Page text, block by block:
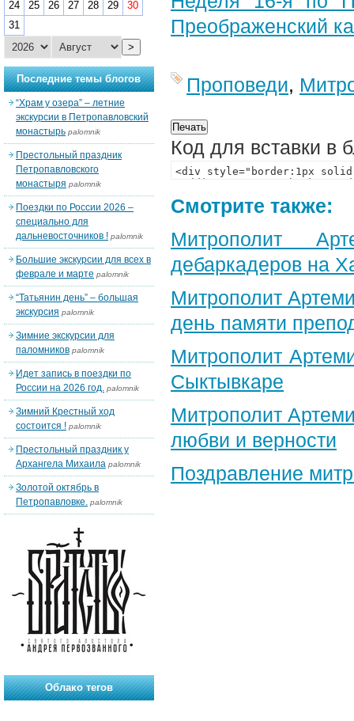
Преображенский
Проповеди,
Код для вставки в
Смотрите также:
Митрополит
дебаркадеров на
Митрополит
день памяти
Митрополит
Сыктывкаре
Митрополит
любви и верности
Поздравление​
24
25 26 27 28 29
30
31
>
Последние темы блогов
“Храм у озера” – летние
экскурсии в Петропавловский
монастырь palomnik
Престольный праздник
Петропавловского
монастыря palomnik
Поездки по России 2026 –
специально для
дальневосточников ! palomnik
Большие экскурсии для всех в
феврале и марте palomnik
“Татьянин день” – большая
экскурсия palomnik
Зимние экскурсии для
паломников palomnik
Идет запись в поездки по
России на 2026 год. palomnik
Зимний Крестный ход
состоится ! palomnik
Престольный праздник у
Архангела Михаила palomnik
Золотой октябрь в
Петропавловке. palomnik
Облако тегов